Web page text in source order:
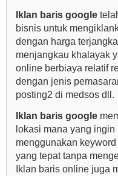
Iklan baris google
bisnis untuk
dengan harga
menjangkau khalayak
online berbiaya relatif
dengan jenis
posting2 di medsos dll.
Iklan baris google
lokasi mana yang
menggunakan
yang tepat tanpa
Iklan baris online juga